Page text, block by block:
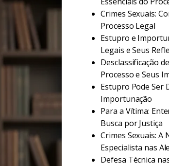
Crimes Sexuais:
Processo Legal
Estupro e
Legais e Seus
Desclassificação
Processo e Seus
Estupro Pode Ser
Importunação
Para a Vítima:
Busca por Justiça
Crimes Sexuais: A
Especialista nas
Defesa Técnica